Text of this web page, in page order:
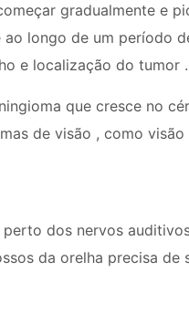
gradualmente e
ao longo de um período
e localização do tumor
que cresce no
de visão , como
dos nervos
da orelha precisa de